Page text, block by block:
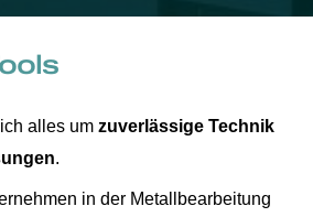
alles um zuverlässige Technik
.
in der Metallbearbeitung